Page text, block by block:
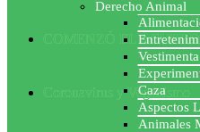
COMENZÓ EL
Coronavirus y Veganismo
Derecho Animal
Vestimenta
Caza
Aspectos
Animales